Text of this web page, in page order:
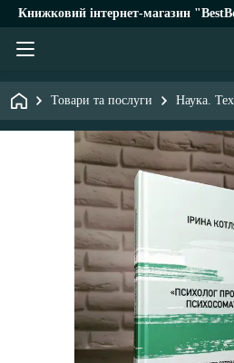
Книжковий інтернет-магазин
Товари та послуги Наука.